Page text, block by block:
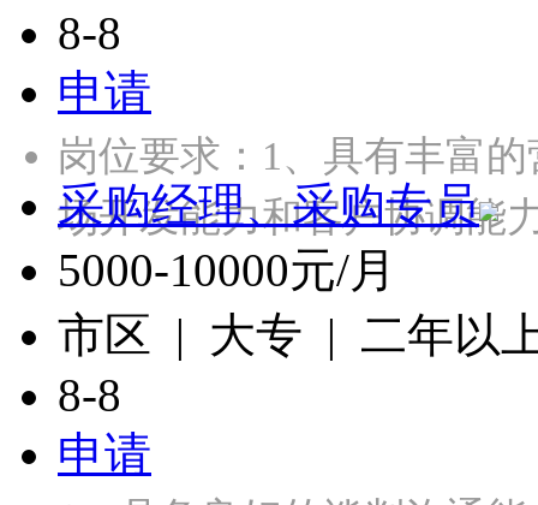
8-8
申请
岗位要求：1、具有丰富
场开发能力和客户协调
采购经理、采购专员
5000-10000元/月
市区 | 大专 | 二年以
8-8
申请